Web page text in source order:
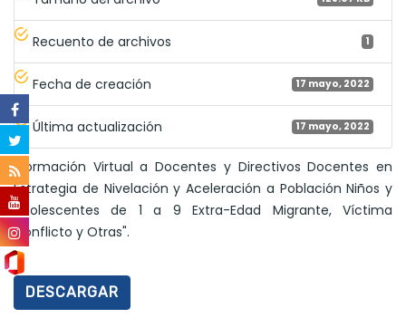
Recuento de archivos 1
Fecha de creación 17 mayo, 2022
Última actualización 17 mayo, 2022
"Formación Virtual a Docentes y Directivos Docentes en
Estrategia de Nivelación y Aceleración a Población Niños y
Adolescentes de 1 a 9 Extra-Edad Migrante, Víctima
Conflicto y Otras".
DESCARGAR